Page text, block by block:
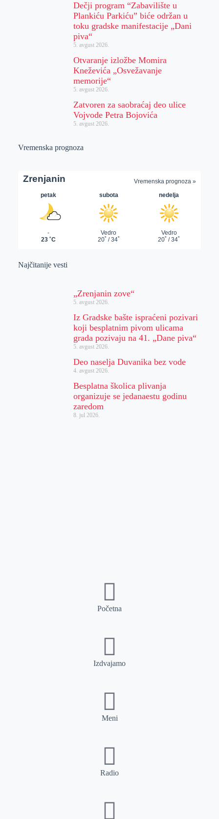
Dečji program “Zabavilište u
Plankiću Parkiću” biće održan u
toku gradske manifestacije „Dani
piva“
5. avgust 2026.
Otvaranje izložbe Momira
Kneževića „Osvežavanje
memorije“
5. avgust 2026.
Zatvoren za saobraćaj deo ulice
Vojvode Petra Bojovića
5. avgust 2026.
Vremenska prognoza
Najčitanije vesti
„Zrenjanin zove“
5. avgust 2026.
Iz Gradske bašte ispraćeni pozivari
koji besplatnim pivom ulicama
grada pozivaju na 41. „Dane piva“
5. avgust 2026.
Deo naselja Duvanika bez vode
4. avgust 2026.
Besplatna školica plivanja
organizuje se jedanaestu godinu
zaredom
8. jul 2026.
Početna
Izdvajamo
Meni
Radio